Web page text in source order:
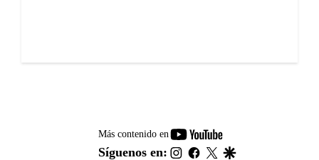
Más contenido en
youtube-
footer
Síguenos en: instagram
facebook
twitter